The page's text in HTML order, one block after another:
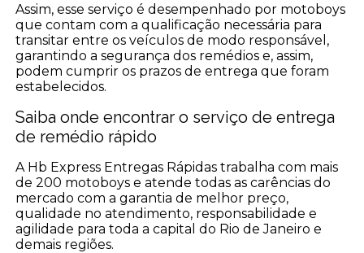
Assim, esse serviço é desempenhado por motoboys
que contam com a qualificação necessária para
transitar entre os veículos de modo responsável,
garantindo a segurança dos remédios e, assim,
podem cumprir os prazos de entrega que foram
estabelecidos.
Saiba onde encontrar o serviço de entrega
de remédio rápido
A Hb Express Entregas Rápidas trabalha com mais
de 200 motoboys e atende todas as carências do
mercado com a garantia de melhor preço,
qualidade no atendimento, responsabilidade e
agilidade para toda a capital do Rio de Janeiro e
demais regiões.